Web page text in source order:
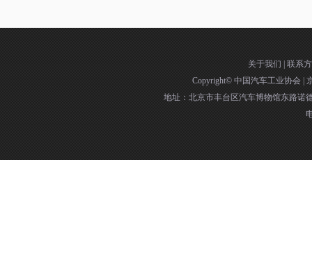
关于我们
联系
Copyright© 中国汽车工业协会
地址：北京市丰台区汽车博物馆东路诺